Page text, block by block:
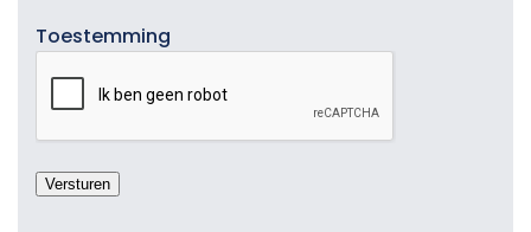
Toestemming